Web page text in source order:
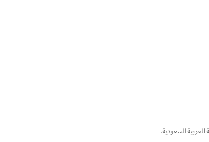
السعودية.